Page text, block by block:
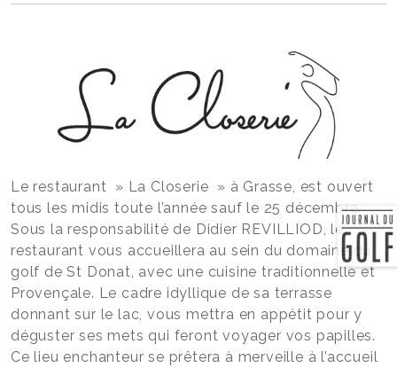
Le restaurant » La Closerie » à Grasse, est ouvert
tous les midis toute l’année sauf le 25 décembre.
Sous la responsabilité de Didier REVILLIOD, le
restaurant vous accueillera au sein du domaine du
golf de St Donat, avec une cuisine traditionnelle et
Provençale. Le cadre idyllique de sa terrasse
donnant sur le lac, vous mettra en appétit pour y
déguster ses mets qui feront voyager vos papilles.
Ce lieu enchanteur se prêtera à merveille à l’accueil